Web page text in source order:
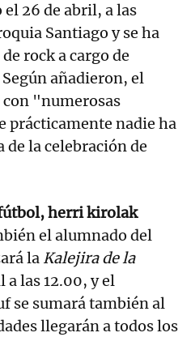
26 de abril, a las
Santiago y se ha
rock a cargo de
añadieron, el
"numerosas
prácticamente nadie ha
de la celebración de
herri kirolak
el alumnado del
la Kalejira de la
a las 12.00, y el
se sumará también al
llegarán a todos los